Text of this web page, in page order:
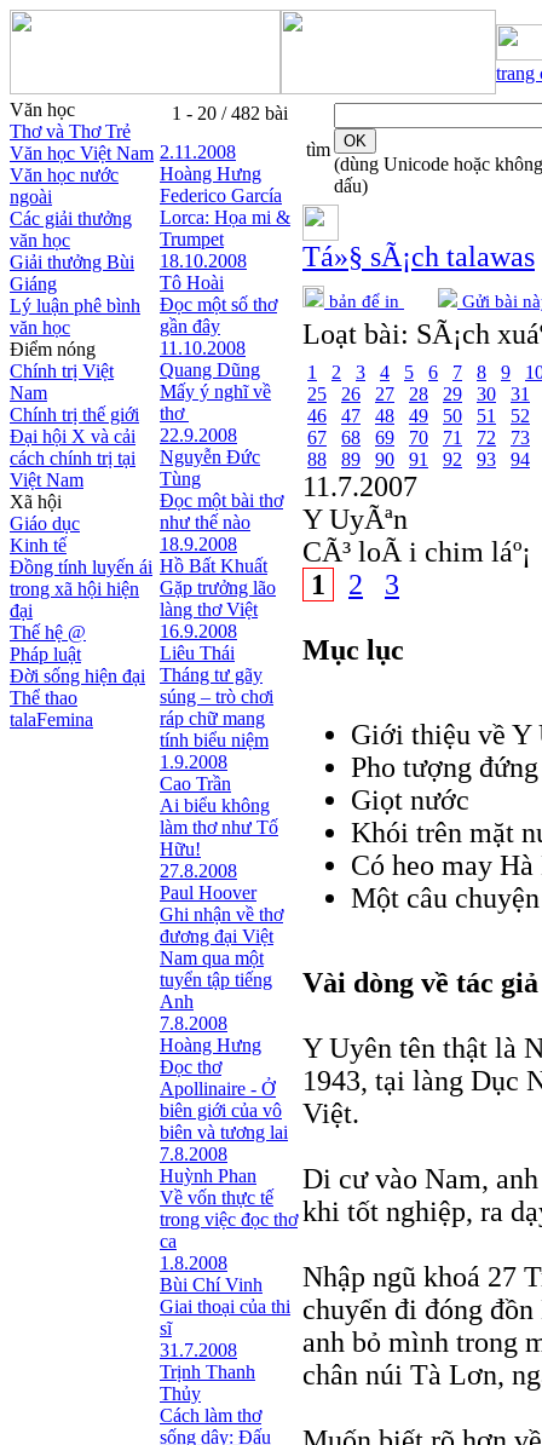
trang
Văn học
Thơ và Thơ Trẻ
Văn học Việt Nam
Văn học nước
ngoài
Các giải thưởng
văn học
Giải thưởng Bùi
Giáng
Lý luận phê bình
văn học
Điểm nóng
Chính trị Việt
Nam
Chính trị thế giới
Đại hội X và cải
cách chính trị tại
Việt Nam
Xã hội
Giáo dục
Kinh tế
Đồng tính luyến ái
trong xã hội hiện
đại
Thế hệ @
Pháp luật
Đời sống hiện đại
Thể thao
talaFemina
1 - 20 / 482 bài
2.11.2008
Hoàng Hưng
Federico García
Lorca: Họa mi &
Trumpet
18.10.2008
Tô Hoài
Đọc một số thơ
gần đây
11.10.2008
Quang Dũng
Mấy ý nghĩ về
thơ
22.9.2008
Nguyễn Đức
Tùng
Đọc một bài thơ
như thế nào
18.9.2008
Hồ Bất Khuất
Gặp trưởng lão
làng thơ Việt
16.9.2008
Liêu Thái
Tháng tư gãy
súng – trò chơi
ráp chữ mang
tính biểu niệm
1.9.2008
Cao Trần
Ai biểu không
làm thơ như Tố
Hữu!
27.8.2008
Paul Hoover
Ghi nhận về thơ
đương đại Việt
Nam qua một
tuyển tập tiếng
Anh
7.8.2008
Hoàng Hưng
Đọc thơ
Apollinaire - Ở
biên giới của vô
biên và tương lai
7.8.2008
Huỳnh Phan
Về vốn thực tế
trong việc đọc thơ
ca
1.8.2008
Bùi Chí Vinh
Giai thoại của thi
sĩ
31.7.2008
Trịnh Thanh
Thủy
Cách làm thơ
sống dậy: Đấu
tìm
(dùng Unicode hoặc không
dấu)
Tá»§ sÃ¡ch talawas
bản để in Gửi bài
Loạt bài: SÃ¡ch
1 2 3 4 5 6 7 8 9
25
26 27 28 29 30
31
46
47 48 49 50 51
52
67
68 69 70 71 72
73
88
89 90 91 92 93 94
11.7.2007
Y UyÃªn
CÃ³ loÃ i chim láº¡
1
2 3
Mục lục
Giới thiệu về Y
Pho tượng
Giọt nước
Khói trên mặt
Có heo may
Một câu
Vài dòng về tác giả
Y Uyên tên thật là
1943, tại làng Dục
Việt.
Di cư vào Nam,
khi tốt nghiệp, ra
Nhập ngũ khoá 27
chuyển đi đóng
anh bỏ mình trong
chân núi Tà Lơn,